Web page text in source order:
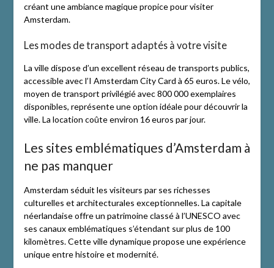
créant une ambiance magique propice pour visiter
Amsterdam.
Les modes de transport adaptés à votre visite
La ville dispose d’un excellent réseau de transports publics,
accessible avec l’I Amsterdam City Card à 65 euros. Le vélo,
moyen de transport privilégié avec 800 000 exemplaires
disponibles, représente une option idéale pour découvrir la
ville. La location coûte environ 16 euros par jour.
Les sites emblématiques d’Amsterdam à
ne pas manquer
Amsterdam séduit les visiteurs par ses richesses
culturelles et architecturales exceptionnelles. La capitale
néerlandaise offre un patrimoine classé à l’UNESCO avec
ses canaux emblématiques s’étendant sur plus de 100
kilomètres. Cette ville dynamique propose une expérience
unique entre histoire et modernité.